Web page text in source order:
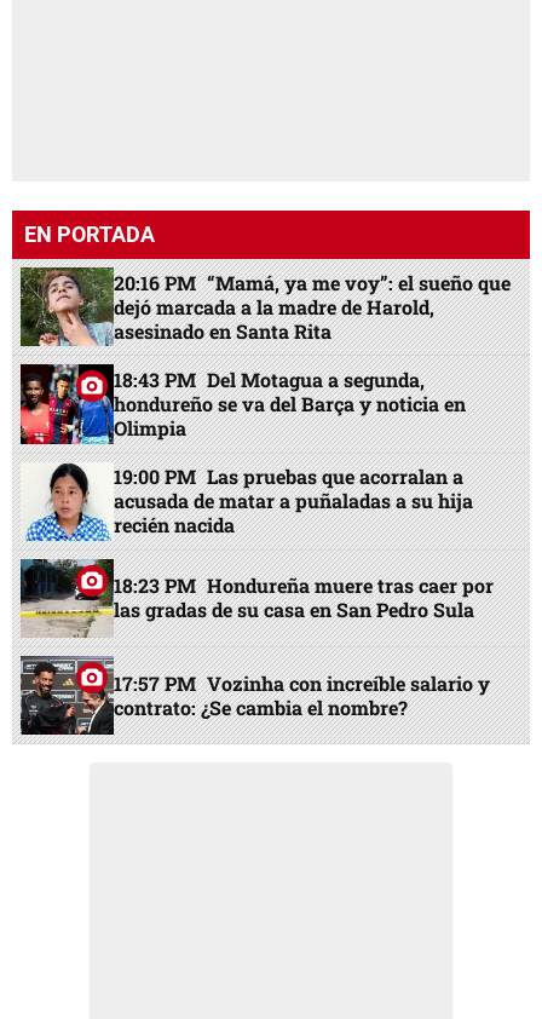
EN PORTADA
20:16 PM “Mamá, ya me voy”: el sueño que
dejó marcada a la madre de Harold,
asesinado en Santa Rita
18:43 PM Del Motagua a segunda,
hondureño se va del Barça y noticia en
Olimpia
19:00 PM Las pruebas que acorralan a
acusada de matar a puñaladas a su hija
recién nacida
18:23 PM Hondureña muere tras caer por
las gradas de su casa en San Pedro Sula
17:57 PM Vozinha con increíble salario y
contrato: ¿Se cambia el nombre?